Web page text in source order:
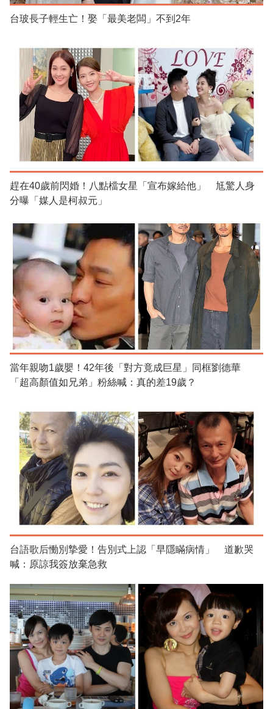
台玻長子輕生亡！娶「最美老闆」不到2年
趕在40歲前閃婚！八點檔女星「宣布嫁給他」 尪驚人身
分曝「媒人是柯叔元」
當年親吻1歲嬰！42年後「對方竟成巨星」同框劉德華
「超高顏值如兄弟」粉絲喊：真的差19歲？
台語歌后慟別摯愛！告別式上認「早隱瞞病情」 道歉哭
喊：原諒我簽放棄急救